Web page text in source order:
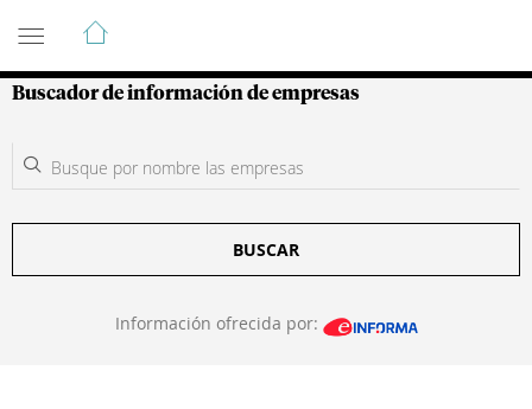
Guía de Empresas Colombianas
Buscador de información de empresas
BUSCAR
Información ofrecida por: